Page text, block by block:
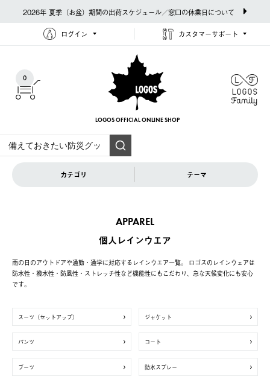
2026年 夏季（お盆）期間の出荷スケジュール／窓口の休業日について
ログイン カスタマーサポート
0
LOGOS OFFICIAL ONLINE SHOP
カテゴリ テーマ
APPAREL
個人レインウエア
雨の日のアウトドアや通勤・通学に対応するレインウエア一覧。 ロゴスのレインウェアは
防水性・撥水性・防風性・ストレッチ性など機能性にもこだわり、急な天候変化にも安心
です。
スーツ（セットアップ） ジャケット
パンツ コート
ブーツ 防水スプレー